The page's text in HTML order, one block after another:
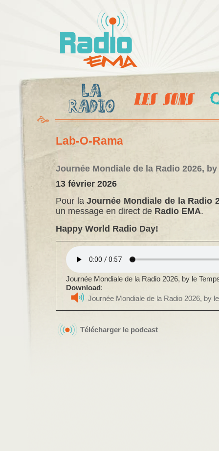
Lab-O-Rama
Journée Mondiale de la Radio 2026,
13 février 2026
Pour laJournée Mondiale de la Radio
un message en direct de Radio EMA.
Happy World Radio Day!
Journée Mondiale de la Radio 2026, by le
Download:
Journée Mondiale de la Radio 2026, by
Télécharger le podcast